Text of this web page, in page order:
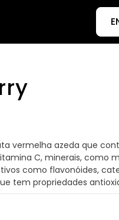
vermelha azeda que
C, minerais, como
como flavonóides,
tem propriedades